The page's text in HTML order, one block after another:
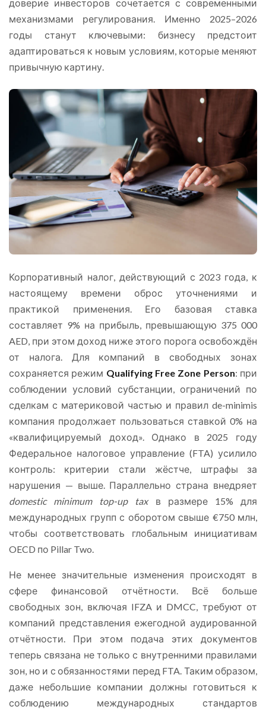
доверие инвесторов сочетается с современными
механизмами регулирования. Именно 2025–2026
годы станут ключевыми: бизнесу предстоит
адаптироваться к новым условиям, которые меняют
привычную картину.
Корпоративный налог, действующий с 2023 года, к
настоящему времени оброс уточнениями и
практикой применения. Его базовая ставка
составляет 9% на прибыль, превышающую 375 000
AED, при этом доход ниже этого порога освобождён
от налога. Для компаний в свободных зонах
сохраняется режим Qualifying Free Zone Person: при
соблюдении условий субстанции, ограничений по
сделкам с материковой частью и правил de-minimis
компания продолжает пользоваться ставкой 0% на
«квалифицируемый доход». Однако в 2025 году
Федеральное налоговое управление (FTA) усилило
контроль: критерии стали жёстче, штрафы за
нарушения — выше. Параллельно страна внедряет
domestic minimum top-up taxв размере 15% для
международных групп с оборотом свыше €750 млн,
чтобы соответствовать глобальным инициативам
OECD по Pillar Two.
Не менее значительные изменения происходят в
сфере финансовой отчётности. Всё больше
свободных зон, включая IFZA и DMCC, требуют от
компаний представления ежегодной аудированной
отчётности. При этом подача этих документов
теперь связана не только с внутренними правилами
зон, но и с обязанностями перед FTA. Таким образом,
даже небольшие компании должны готовиться к
соблюдению международных стандартов